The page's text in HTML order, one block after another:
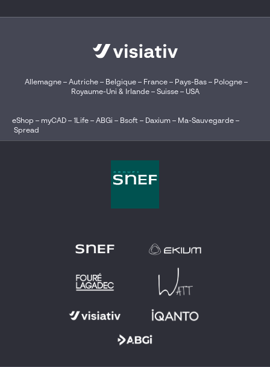
Allemagne– Autriche– Belgique – France– Pays-Bas– Pologne–
Royaume-Uni & Irlande– Suisse– USA
eShop – myCAD – 1Life – ABGi – Bsoft – Daxium – Ma-Sauvegarde –
Spread